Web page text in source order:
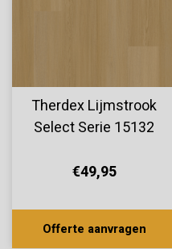
Therdex Lijmstrook
Select Serie 15132
€49,95
Offerte aanvragen